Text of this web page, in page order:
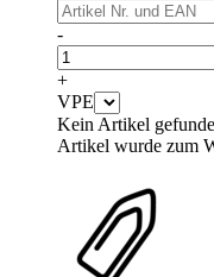
-
+
VPE
Kein Artikel
Artikel wurde zum